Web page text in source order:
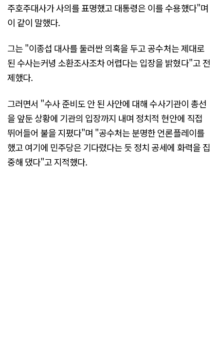
주호주대사가 사의를 표명했고 대통령은 이를 수용했다"며
이 같이 말했다.
그는 "이종섭 대사를 둘러싼 의혹을 두고 공수처는 제대로
된 수사는커녕 소환조사조차 어렵다는 입장을 밝혔다"고 전
제했다.
그러면서 "수사 준비도 안 된 사안에 대해 수사기관이 총선
을 앞둔 상황에 기관의 입장까지 내며 정치적 현안에 직접
뛰어들어 불을 지폈다"며 "공수처는 분명한 언론플레이를
했고 여기에 민주당은 기다렸다는 듯 정치 공세에 화력을 집
중해 댔다"고 지적했다.